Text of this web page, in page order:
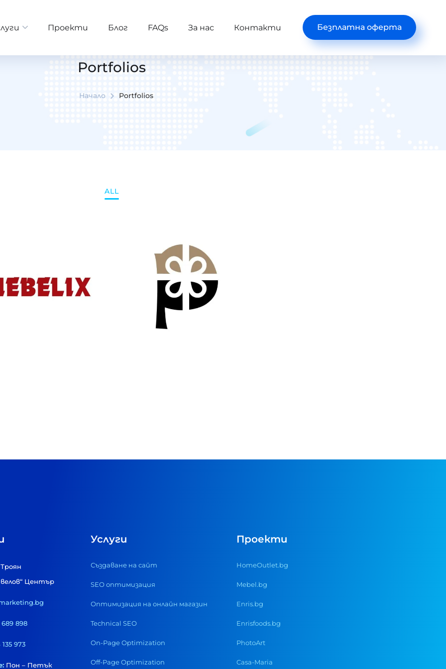
Проекти Блог FAQs За нас Контакти Безплатна оферта
Portfolios
Начало Portfolios
ALL
Изработка и SEO
оптимизация на
Mebelix.eu
Център
689 898
973
Пон – Петък
Услуги
Създаване на сайт
SEO оптимизация
Оптимизация на онлайн магазин
Technical SEO
On-Page Optimization
Off-Page Optimization
Проекти
HomeOutlet.bg
Mebel.bg
Enris.bg
Enrisfoods.bg
PhotoArt
Casa-Maria